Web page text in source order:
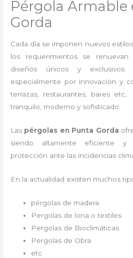
Pérgola Armable
Gorda
Cada día se imponen nuevos
los requerimientos se
diseños únicos y
especialmente por innovación y
terrazas, restaurantes, bares
tranquilo, moderno y sofisticado.
Las pérgolas en Punta Gorda
siendo altamente eficiente y
protección ante las incidencias
En la actualidad existen muchos
pérgolas de madera
Pergolas de lona o textiles
Pergolas de Bioclimáticas
Pergolas de Obra
etc